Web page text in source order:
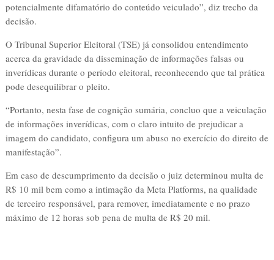
potencialmente difamatório do conteúdo veiculado”, diz trecho da
decisão.
O Tribunal Superior Eleitoral (TSE) já consolidou entendimento
acerca da gravidade da disseminação de informações falsas ou
inverídicas durante o período eleitoral, reconhecendo que tal prática
pode desequilibrar o pleito.
“Portanto, nesta fase de cognição sumária, concluo que a veiculação
de informações inverídicas, com o claro intuito de prejudicar a
imagem do candidato, configura um abuso no exercício do direito de
manifestação”.
Em caso de descumprimento da decisão o juiz determinou multa de
R$ 10 mil bem como a intimação da Meta Platforms, na qualidade
de terceiro responsável, para remover, imediatamente e no prazo
máximo de 12 horas sob pena de multa de R$ 20 mil.